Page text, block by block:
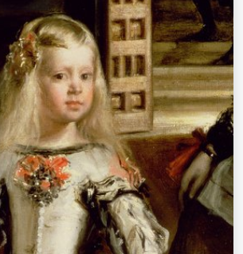
hullám,
egy fa mellett.